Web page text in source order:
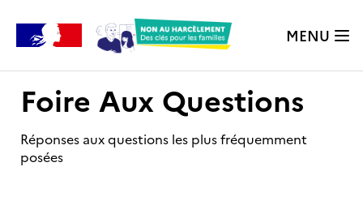
MENU
Foire Aux Questions
Réponses aux questions les plus fréquemment
posées